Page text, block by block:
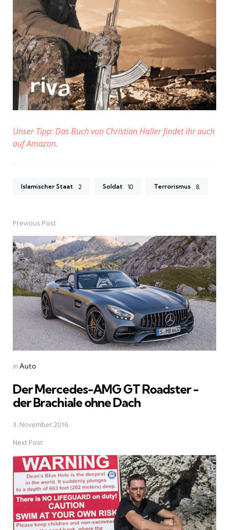
Unser Tipp: Das Buch von Christian Haller findet ihr auch
auf Amazon.
Islamischer Staat 2 Soldat 10 Terrorismus 8
Post
navigation
Previous Post
Posted
inAuto
Der Mercedes-AMG GT Roadster -
der Brachiale ohne Dach
3. November 2016
Next Post